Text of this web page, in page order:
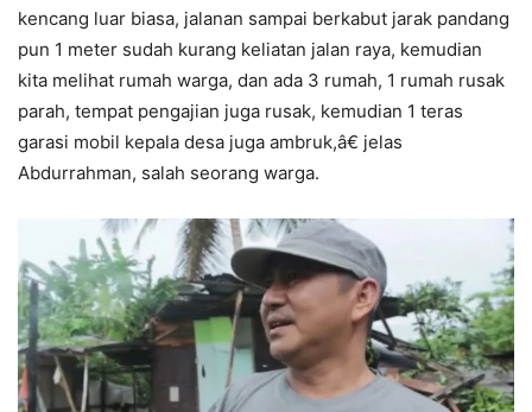
kencang luar biasa, jalanan sampai berkabut jarak pandang
pun 1 meter sudah kurang keliatan jalan raya, kemudian
kita melihat rumah warga, dan ada 3 rumah, 1 rumah rusak
parah, tempat pengajian juga rusak, kemudian 1 teras
garasi mobil kepala desa juga ambruk,â€ jelas
Abdurrahman, salah seorang warga.